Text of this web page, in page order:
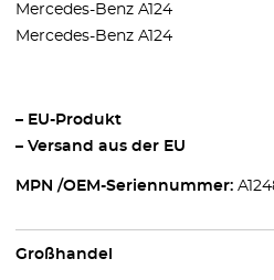
Mercedes-Benz A124
Mercedes-Benz A124
– EU-Produkt
– Versand aus der EU
MPN /OEM-Seriennummer:
Großhandel